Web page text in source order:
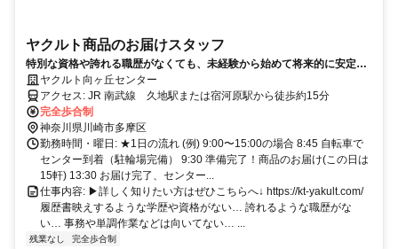
ヤクルト商品のお届けスタッフ
特別な資格や誇れる職歴がなくても、未経験から始めて将来的に安定し
た収入基盤を得られるお仕事です。お届け中は一人で気楽に、困ったと
きは仲間に相談できます。まずは見学会に！
ヤクルト向ヶ丘センター
アクセス: JR 南武線 久地駅または宿河原駅から徒歩約15分
完全歩合制
神奈川県川崎市多摩区
勤務時間・曜日: ★1日の流れ (例) 9:00〜15:00の場合 8:45 自転車で
センター到着（駐輪場完備） 9:30 準備完了！商品のお届け(この日は
15軒) 13:30 お届け完了、センター...
仕事内容: ▶詳しく知りたい方はぜひこちらへ↓ https://kt-yakult.com/
履歴書映えするような学歴や資格がない… 誇れるような職歴がな
い… 事務や単調作業などは向いてない… ...
残業なし 完全歩合制